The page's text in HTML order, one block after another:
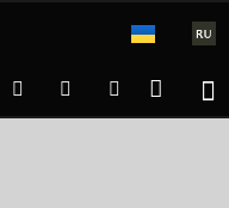
phone